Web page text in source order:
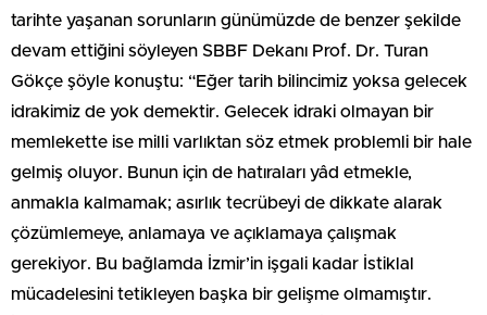
tarihte yaşanan sorunların günümüzde de benzer şekilde
devam ettiğini söyleyen SBBF Dekanı Prof. Dr. Turan
Gökçe şöyle konuştu: “Eğer tarih bilincimiz yoksa gelecek
idrakimiz de yok demektir. Gelecek idraki olmayan bir
memlekette ise milli varlıktan söz etmek problemli bir hale
gelmiş oluyor. Bunun için de hatıraları yâd etmekle,
anmakla kalmamak; asırlık tecrübeyi de dikkate alarak
çözümlemeye, anlamaya ve açıklamaya çalışmak
gerekiyor. Bu bağlamda İzmir’in işgali kadar İstiklal
mücadelesini tetikleyen başka bir gelişme olmamıştır.